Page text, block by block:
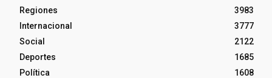
Regiones
3983
Internacional
3777
Social
2122
Deportes
1685
Política
1608